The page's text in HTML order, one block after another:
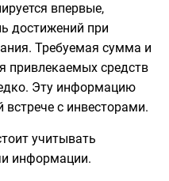
впервые,
достижений при
Требуемая сумма и
привлекаемых средств
Эту информацию
с инвесторами.
учитывать
информации.